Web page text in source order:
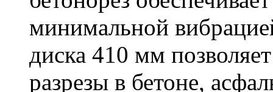
минимальной
диска 410 мм
разрезы в бетоне,